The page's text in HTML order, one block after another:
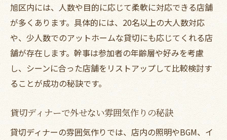
旭区内には、人数や目的に応じて柔軟に対応できる店舗
が多くあります。具体的には、20名以上の大人数対応
や、少人数でのアットホームな貸切にも応じてくれる店
舗が存在します。幹事は参加者の年齢層や好みを考慮
し、シーンに合った店舗をリストアップして比較検討す
ることが成功の秘訣です。
貸切ディナーで外せない雰囲気作りの秘訣
貸切ディナーの雰囲気作りでは、店内の照明やBGM、イ